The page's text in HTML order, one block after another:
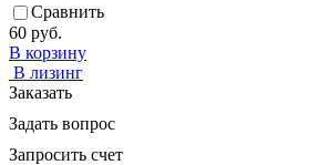
Сравнить
60 руб.
В корзину
В лизинг
Заказать
Задать вопрос
Запросить счет